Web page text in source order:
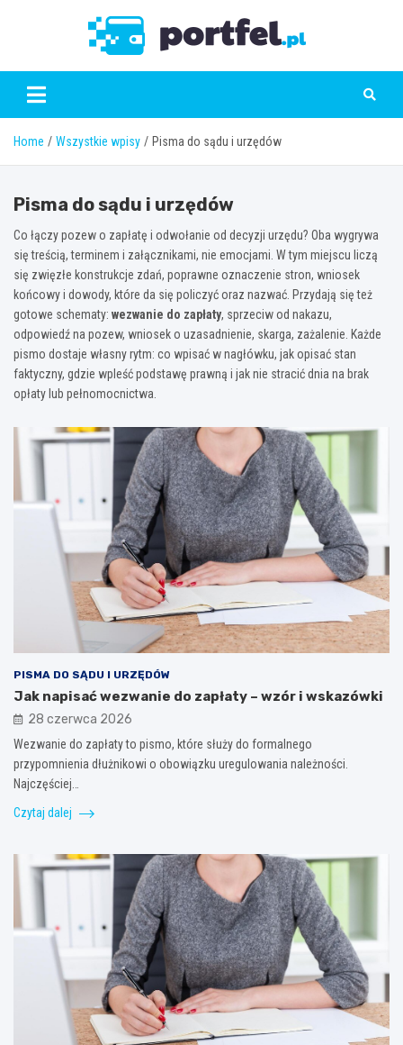
Home Wszystkie wpisy Pisma do sądu i urzędów
Pisma do sądu i urzędów
Co łączy pozew o zapłatę i odwołanie od decyzji urzędu? Oba wygrywa
się treścią, terminem i załącznikami, nie emocjami. W tym miejscu liczą
się zwięzłe konstrukcje zdań, poprawne oznaczenie stron, wniosek
końcowy i dowody, które da się policzyć oraz nazwać. Przydają się też
gotowe schematy: wezwanie do zapłaty, sprzeciw od nakazu,
odpowiedź na pozew, wniosek o uzasadnienie, skarga, zażalenie. Każde
pismo dostaje własny rytm: co wpisać w nagłówku, jak opisać stan
faktyczny, gdzie wpleść podstawę prawną i jak nie stracić dnia na brak
opłaty lub pełnomocnictwa.
PISMA DO SĄDU I URZĘDÓW
Jak napisać wezwanie do zapłaty – wzór i wskazówki
28 czerwca 2026
Wezwanie do zapłaty to pismo, które służy do formalnego
przypomnienia dłużnikowi o obowiązku uregulowania należności.
Najczęściej…
Czytaj dalej